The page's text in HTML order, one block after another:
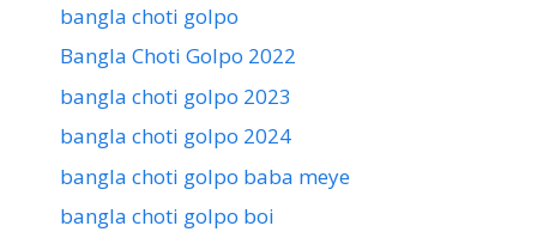
bangla choti golpo
Bangla Choti Golpo 2022
bangla choti golpo 2023
bangla choti golpo 2024
bangla choti golpo baba meye
bangla choti golpo boi